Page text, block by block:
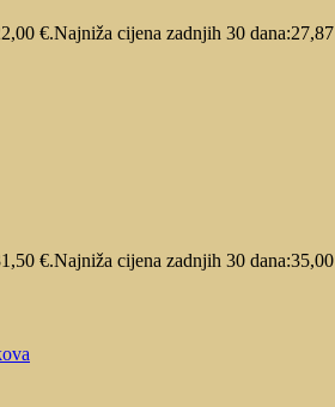
€.Najniža cijena zadnjih 30 dana:27,87
€.Najniža cijena zadnjih 30 dana:35,00